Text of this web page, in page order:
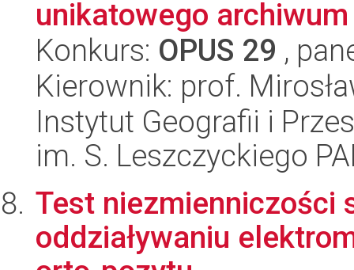
unikatowego
Konkurs: OPUS 29 ,
Kierownik: prof.
Instytut Geografii i
im. S. Leszczyckiego
Test niezmienniczości
oddziaływaniu